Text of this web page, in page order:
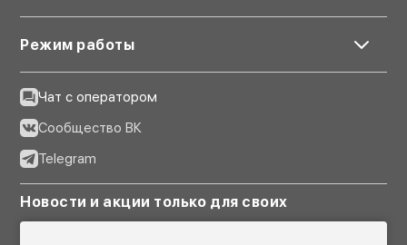
Режим работы
Чат с оператором
Сообщество ВК
Telegram
Новости и акции только для своих